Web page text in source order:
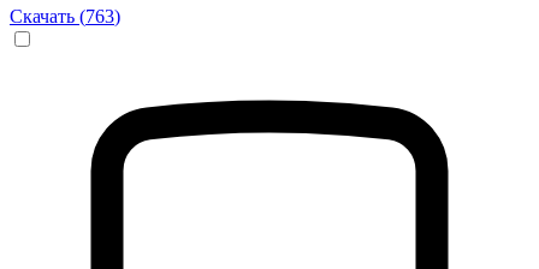
Скачать (763)